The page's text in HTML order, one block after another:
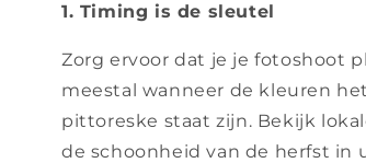
1. Timing is de sleutel
Zorg ervoor dat je je fotoshoot
meestal wanneer de kleuren
pittoreske staat zijn. Bekijk
de schoonheid van de herfst in